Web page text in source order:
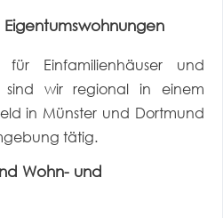
für Einfamilienhäuser und
sind wir regional in einem
in Münster und Dortmund
tätig.
Wohn- und